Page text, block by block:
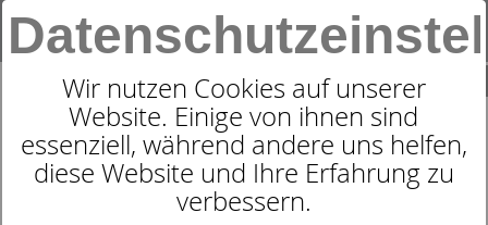
Wir nutzen Cookies auf unserer
Website. Einige von ihnen sind
essenziell, während andere uns helfen,
diese Website und Ihre Erfahrung zu
verbessern.
SUCHE
0
MATRATZENAUFLAGE
DORMABELL CL LEINEN